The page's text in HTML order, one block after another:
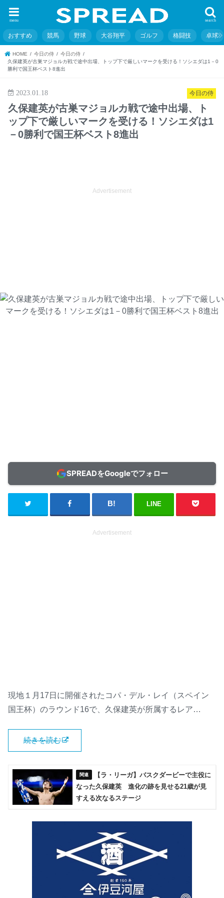
search
menu
おすすめ 競馬 野球 大谷翔平 ゴルフ 格闘技 卓球
HOME 今日の侍
今日の侍
久保建英が古巣マジョルカ戦で途中出場、トップ下で厳しいマークを受ける！ソシエダは1－0
勝利で国王杯ベスト8進出
今日の侍
2023.01.18
久保建英が古巣マジョルカ戦で途中出場、ト
ップ下で厳しいマークを受ける！ソシエダは1
－0勝利で国王杯ベスト8進出
Advertisement
SPREADをGoogleでフォロー
LINE
Advertisement
現地１月17日に開催されたコパ・デル・レイ（スペイン
国王杯）のラウンド16で、久保建英が所属するレア…
続きを読む
【ラ・リーガ】バスクダービーで主役に
なった久保建英 進化の跡を見せる21歳が見
すえる次なるステージ